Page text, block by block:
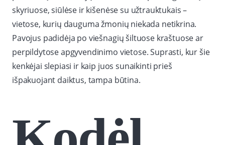
skyriuose, siūlėse ir kišenėse su užtrauktukais –
vietose, kurių dauguma žmonių niekada netikrina.
Pavojus padidėja po viešnagių šiltuose kraštuose ar
perpildytose apgyvendinimo vietose. Suprasti, kur šie
kenkėjai slepiasi ir kaip juos sunaikinti prieš
išpakuojant daiktus, tampa būtina.